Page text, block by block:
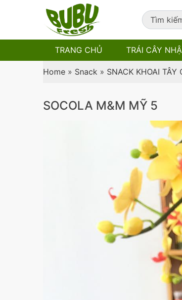
TRANG CHỦ TRÁI CÂY
Home » Snack » SNACK KHOAI TÂY
SOCOLA M&M MỸ 5